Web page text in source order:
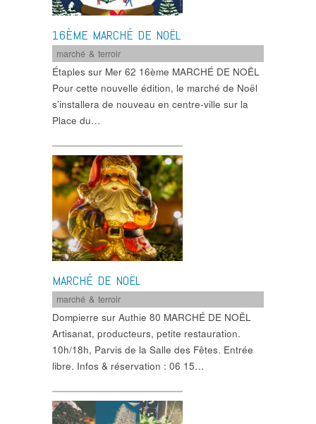
16ÈME MARCHÉ DE NOËL
marché & terroir
Étaples sur Mer 62 16ème MARCHÉ DE NOËL
Pour cette nouvelle édition, le marché de Noël
s’installera de nouveau en centre-ville sur la
Place du…
MARCHÉ DE NOËL
marché & terroir
Dompierre sur Authie 80 MARCHÉ DE NOËL
Artisanat, producteurs, petite restauration.
10h/18h, Parvis de la Salle des Fêtes. Entrée
libre. Infos & réservation : 06 15…